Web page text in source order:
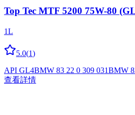
Top Tec MTF 5200 75W-80
1L
5.0(1)
API GL4BMW 83 22 0 309 031BMW
查看詳情